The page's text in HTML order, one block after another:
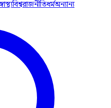
বিশ্বরাজনীতিধর্মঅন্যান্য